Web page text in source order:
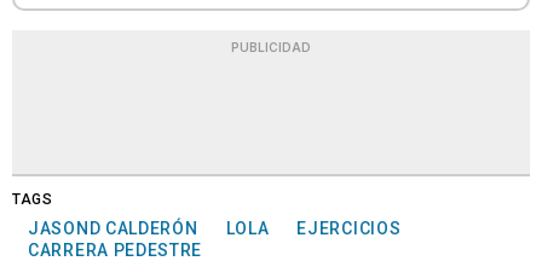
PUBLICIDAD
TAGS
JASOND CALDERÓN LOLA
EJERCICIOS
CARRERA PEDESTRE